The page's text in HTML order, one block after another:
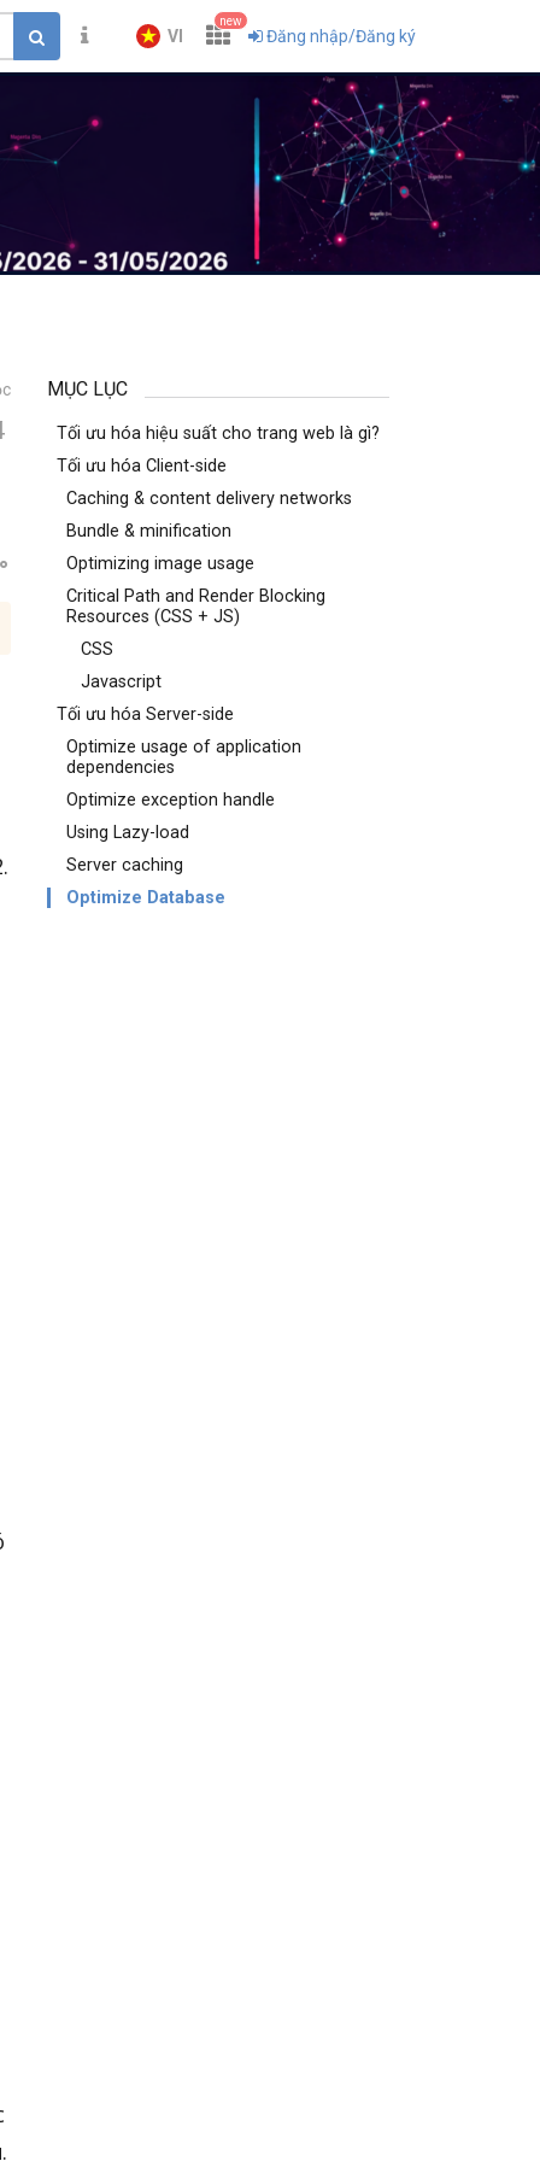
VI
new
Đăng nhập/Đăng ký
MỤC LỤC
Tối ưu hóa hiệu suất cho trang web là gì?
Tối ưu hóa Client-side
Caching & content delivery networks
Bundle & minification
Optimizing image usage
Critical Path and Render Blocking
Resources (CSS + JS)
CSS
Javascript
Tối ưu hóa Server-side
Optimize usage of application
dependencies
Optimize exception handle
Using Lazy-load
Server caching
Optimize Database